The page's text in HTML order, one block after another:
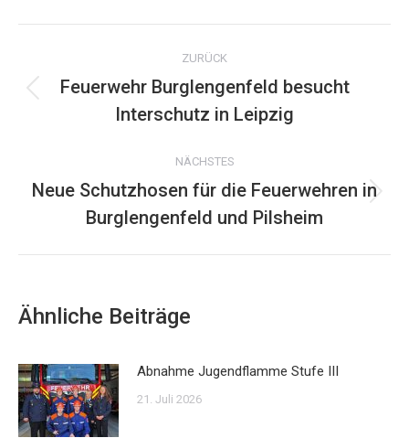
WhatsApp
Kommentarnavigation
ZURÜCK
Vorheriger
Beitrag:
Feuerwehr Burglengenfeld besucht
Interschutz in Leipzig
NÄCHSTES
Beitrag:
Neue Schutzhosen für die Feuerwehren in
Burglengenfeld und Pilsheim
Ähnliche Beiträge
Abnahme Jugendflamme Stufe III
21. Juli 2026